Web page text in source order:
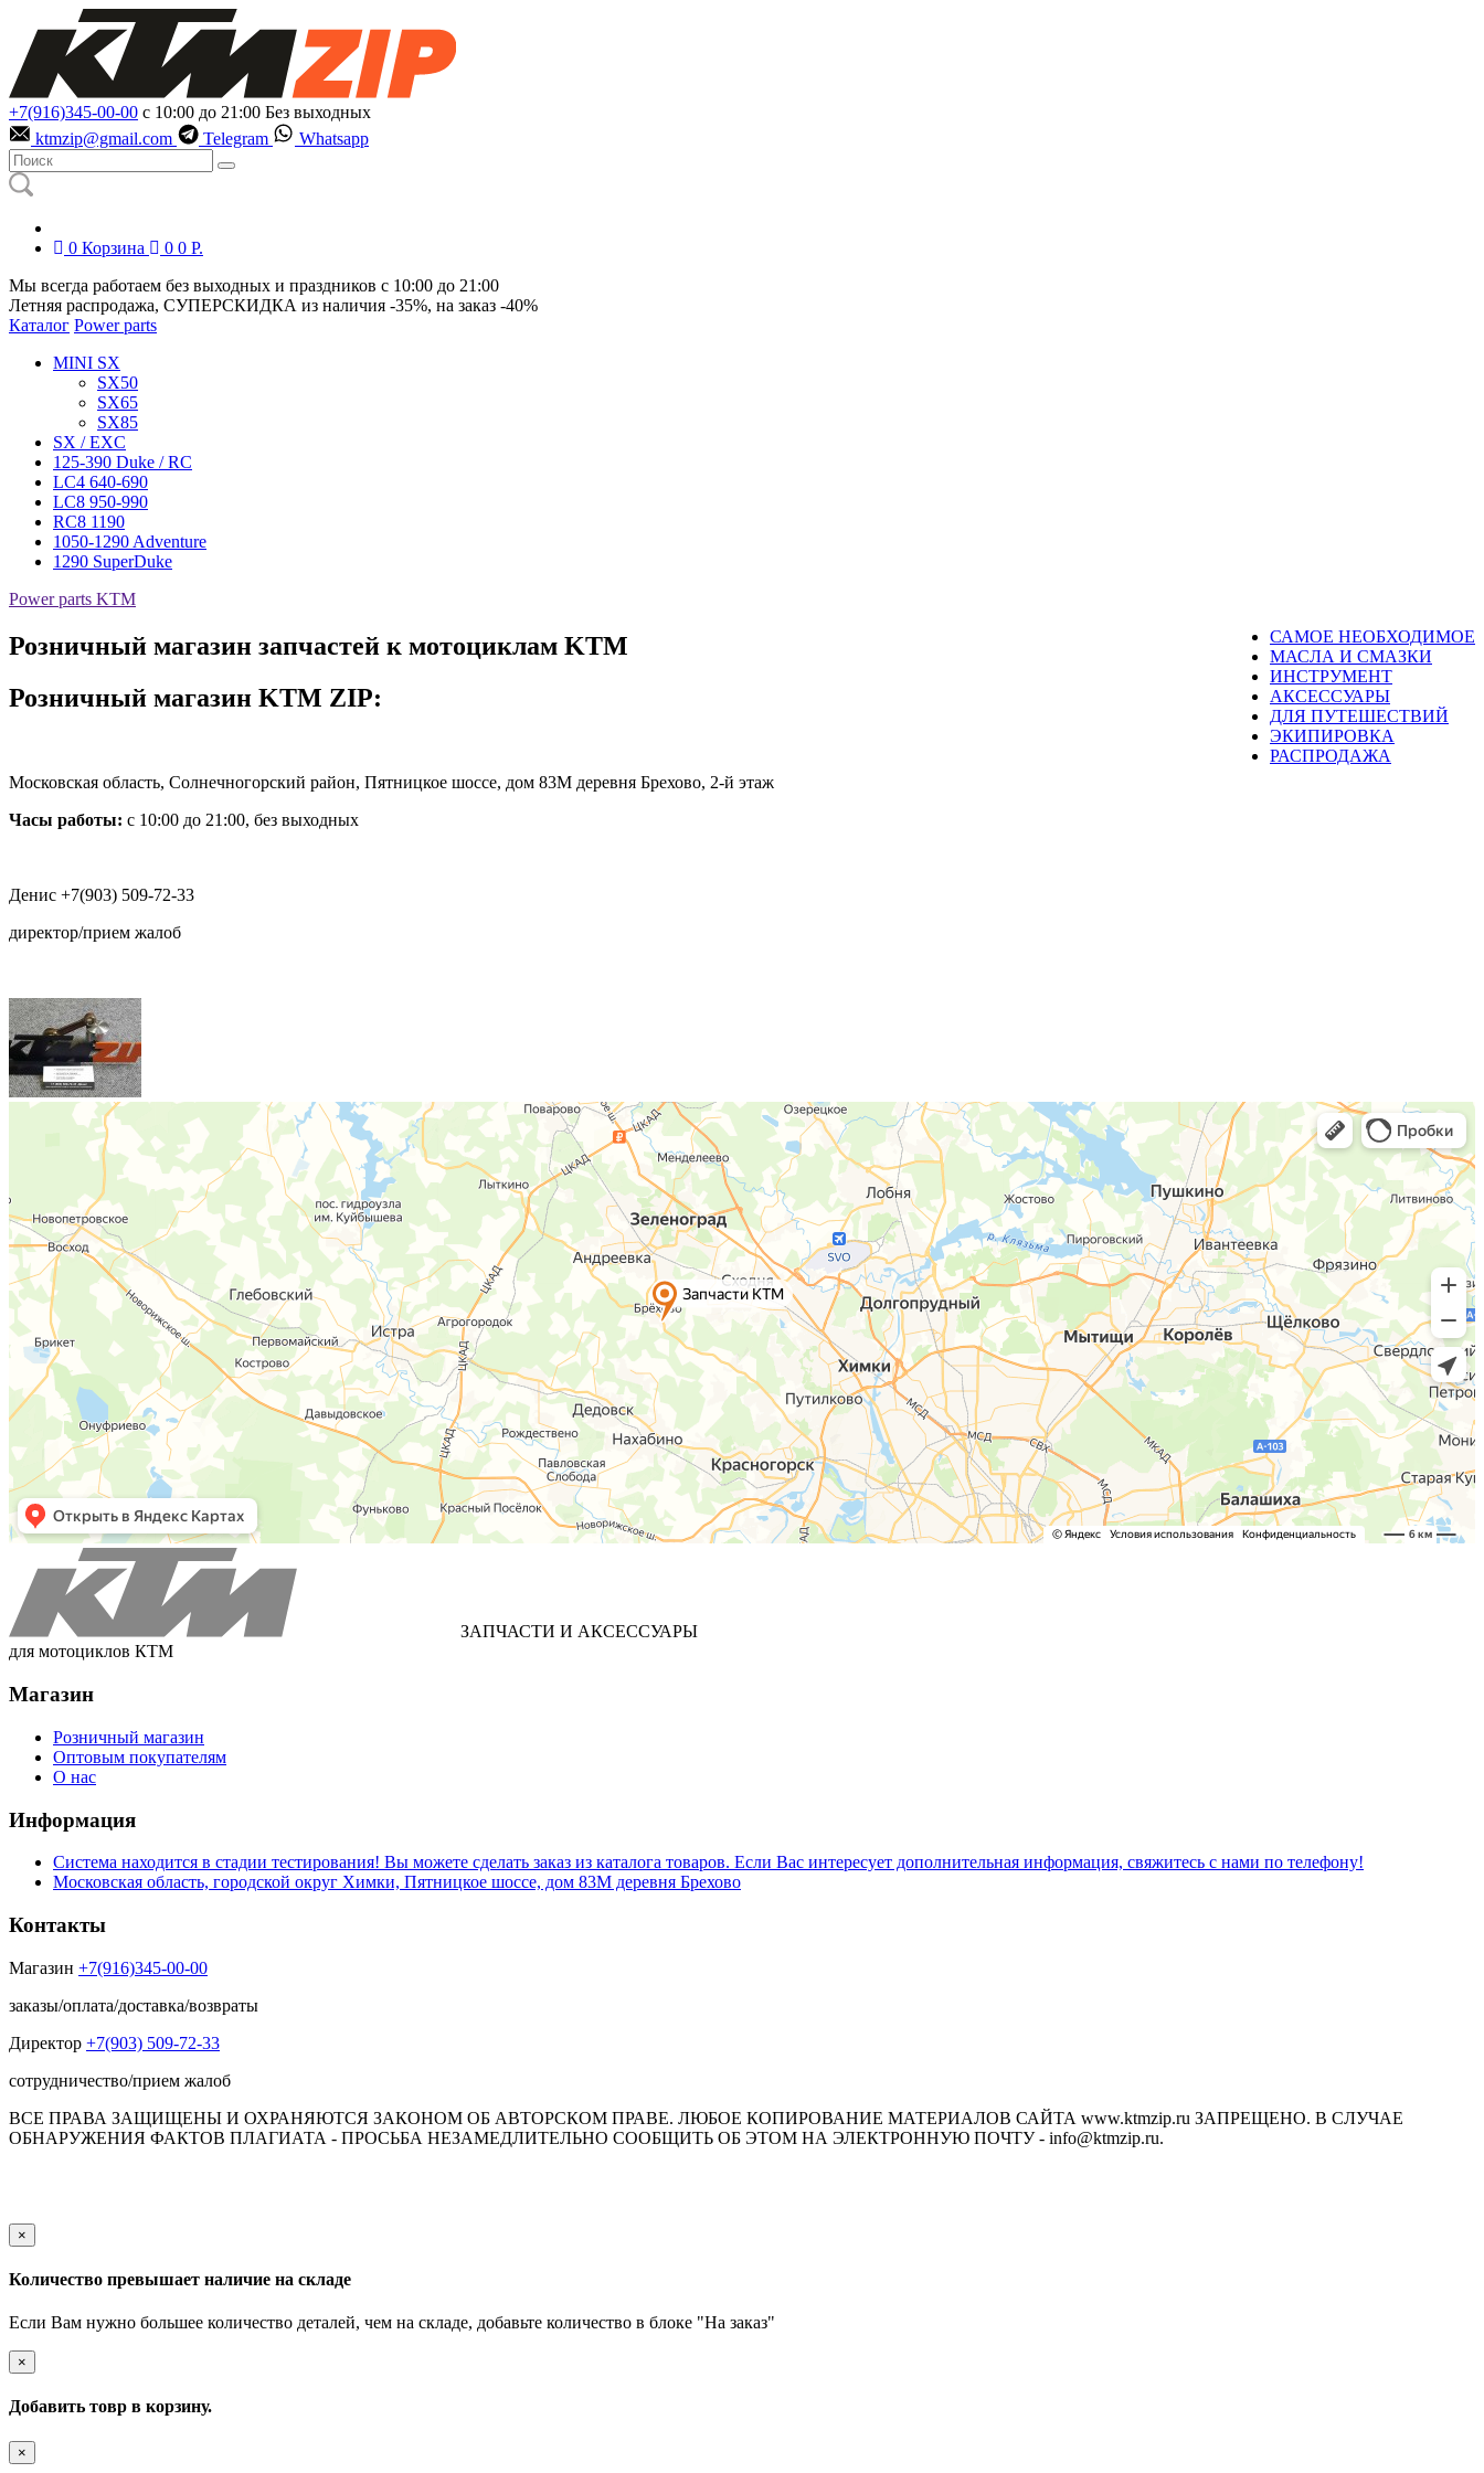
+7(916)345-00-00 с 10:00 до 21:00 Без выходных
ktmzip@gmail.com
Telegram Whatsapp
0 Корзина 0 0 Р.
Мы всегда работаем без выходных и праздников с 10:00 до 21:00
Летняя распродажа, СУПЕРСКИДКА из наличия -35%, на заказ -40%
Каталог Power parts
MINI SX
SX50
SX65
SX85
SX / EXC
125-390 Duke / RC
LC4 640-690
LC8 950-990
RC8 1190
1050-1290 Adventure
1290 SuperDuke
Power parts KTM
САМОЕ НЕОБХОДИМОЕ
МАСЛА И СМАЗКИ
ИНСТРУМЕНТ
АКСЕССУАРЫ
ДЛЯ ПУТЕШЕСТВИЙ
ЭКИПИРОВКА
РАСПРОДАЖА
Розничный магазин запчастей к мотоциклам KTM
Розничный магазин KTM ZIP:
Московская область, Солнечногорский район, Пятницкое шоссе, дом 83М деревня Брехово, 2-й этаж
Часы работы: с 10:00 до 21:00, без выходных
Денис +7(903) 509-72-33
директор/прием жалоб
ЗАПЧАСТИ И АКСЕССУАРЫ
для мотоциклов КТМ
Магазин
Розничный магазин
Оптовым покупателям
О нас
Информация
Система находится в стадии тестирования! Вы можете сделать заказ из каталога товаров. Если Вас интересует дополнительная информация, свяжитесь с нами по телефону!
Московская область, городской округ Химки, Пятницкое шоссе, дом 83М деревня Брехово
Контакты
Магазин +7(916)345-00-00
заказы/оплата/доставка/возвраты
Директор +7(903) 509-72-33
сотрудничество/прием жалоб
ВСЕ ПРАВА ЗАЩИЩЕНЫ И ОХРАНЯЮТСЯ ЗАКОНОМ ОБ АВТОРСКОМ ПРАВЕ. ЛЮБОЕ КОПИРОВАНИЕ МАТЕРИАЛОВ САЙТА www.ktmzip.ru ЗАПРЕЩЕНО. В СЛУЧАЕ
ОБНАРУЖЕНИЯ ФАКТОВ ПЛАГИАТА - ПРОСЬБА НЕЗАМЕДЛИТЕЛЬНО СООБЩИТЬ ОБ ЭТОМ НА ЭЛЕКТРОННУЮ ПОЧТУ - info@ktmzip.ru.
×
Количество превышает наличие на складе
Если Вам нужно большее количество деталей, чем на складе, добавьте количество в блоке "На заказ"
×
Добавить товр в корзину.
×